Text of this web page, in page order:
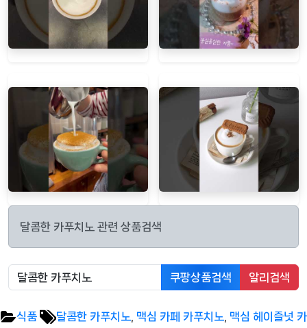
달콤한 카푸치노 관련 상품검색
쿠팡상품검색 알리검색
식품 Tags:
달콤한 카푸치노 맥심 카페 카푸치노 맥심 헤이즐넛 카